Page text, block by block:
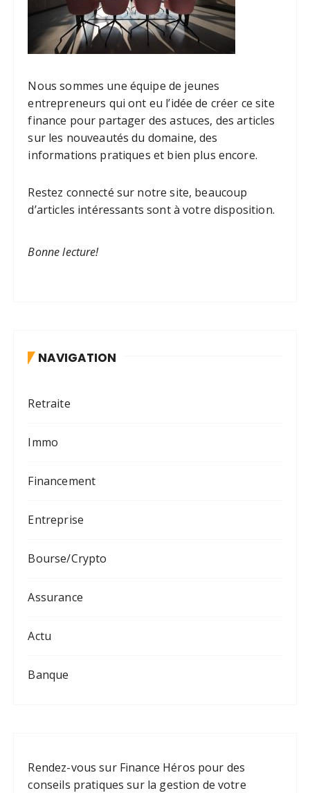
Nous sommes une équipe de jeunes
entrepreneurs qui ont eu l’idée de créer ce site
finance pour partager des astuces, des articles
sur les nouveautés du domaine, des
informations pratiques et bien plus encore.
Restez connecté sur notre site, beaucoup
d’articles intéressants sont à votre disposition.
Bonne lecture!
NAVIGATION
Retraite
Immo
Financement
Entreprise
Bourse/Crypto
Assurance
Actu
Banque
Rendez-vous sur Finance Héros pour des
conseils pratiques sur la gestion de votre